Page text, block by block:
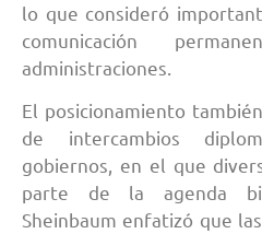
lo que consideró
comunicación
administraciones.
El posicionamiento
de intercambios
gobiernos, en el que
parte de la agenda
Sheinbaum enfatizó que